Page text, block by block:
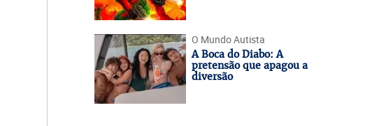
O Mundo Autista
A Boca do Diabo: A
pretensão que apagou a
diversão